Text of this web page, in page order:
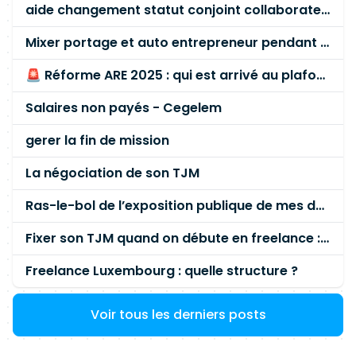
aide changement statut conjoint collaborateur
Mixer portage et auto entrepreneur pendant des années - quel risque ?
🚨 Réforme ARE 2025 : qui est arrivé au plafond des 60 % en gardant son entreprise ?
Salaires non payés - Cegelem
gerer la fin de mission
La négociation de son TJM
Ras-le-bol de l’exposition publique de mes données personnelles liées à mon entreprise
Fixer son TJM quand on débute en freelance : la méthode mathématique (et pas au feeling) 🛑
Freelance Luxembourg : quelle structure ?
Voir tous les derniers posts